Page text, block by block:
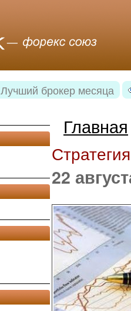
Лучший брокер месяца
Главная
22